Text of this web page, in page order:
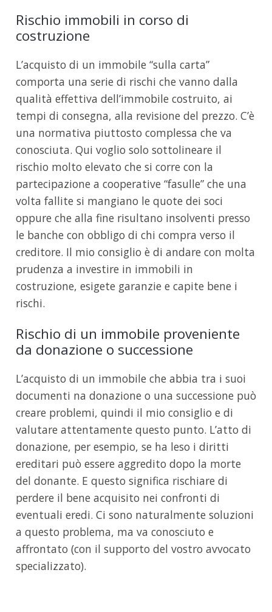
Rischio immobili in corso di
costruzione
L’acquisto di un immobile “sulla carta”
comporta una serie di rischi che vanno dalla
qualità effettiva dell’immobile costruito, ai
tempi di consegna, alla revisione del prezzo. C’è
una normativa piuttosto complessa che va
conosciuta. Qui voglio solo sottolineare il
rischio molto elevato che si corre con la
partecipazione a cooperative “fasulle” che una
volta fallite si mangiano le quote dei soci
oppure che alla fine risultano insolventi presso
le banche con obbligo di chi compra verso il
creditore. Il mio consiglio è di andare con molta
prudenza a investire in immobili in
costruzione, esigete garanzie e capite bene i
rischi.
Rischio di un immobile proveniente
da donazione o successione
L’acquisto di un immobile che abbia tra i suoi
documenti na donazione o una successione può
creare problemi, quindi il mio consiglio e di
valutare attentamente questo punto. L’atto di
donazione, per esempio, se ha leso i diritti
ereditari può essere aggredito dopo la morte
del donante. E questo significa rischiare di
perdere il bene acquisito nei confronti di
eventuali eredi. Ci sono naturalmente soluzioni
a questo problema, ma va conosciuto e
affrontato (con il supporto del vostro avvocato
specializzato).